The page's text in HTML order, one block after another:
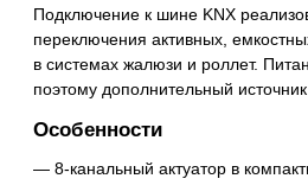
Подключение к шине KNX
переключения активных,
в системах жалюзи и роллет.
поэтому дополнительный
Особенности
8-канальный актуатор в